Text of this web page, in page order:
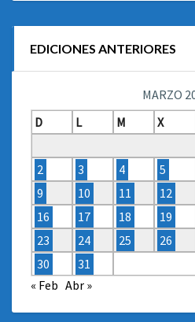
EDICIONES ANTERIORES
MARZO
D
L M X
2
3 4 5
9
10 11 12
16
17 18 19
23
24 25 26
30
31
« Feb Abr »